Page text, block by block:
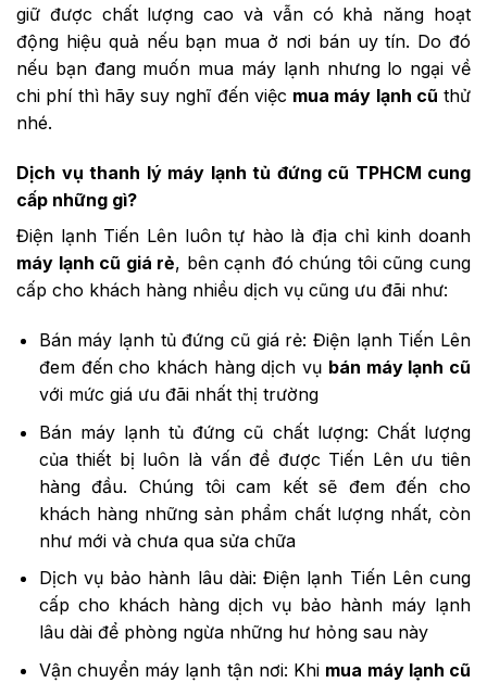
giữ được chất lượng cao và vẫn có khả năng hoạt
động hiệu quả nếu bạn mua ở nơi bán uy tín. Do đó
nếu bạn đang muốn mua máy lạnh nhưng lo ngại về
chi phí thì hãy suy nghĩ đến việc mua máy lạnh cũ thử
nhé.
Dịch vụ thanh lý máy lạnh tủ đứng cũ TPHCM cung
cấp những gì?
Điện lạnh Tiến Lên luôn tự hào là địa chỉ kinh doanh
máy lạnh cũ giá rẻ, bên cạnh đó chúng tôi cũng cung
cấp cho khách hàng nhiều dịch vụ cũng ưu đãi như:
Bán máy lạnh tủ đứng cũ giá rẻ: Điện lạnh Tiến Lên
đem đến cho khách hàng dịch vụ bán máy lạnh cũ
với mức giá ưu đãi nhất thị trường
Bán máy lạnh tủ đứng cũ chất lượng: Chất lượng
của thiết bị luôn là vấn đề được Tiến Lên ưu tiên
hàng đầu. Chúng tôi cam kết sẽ đem đến cho
khách hàng những sản phẩm chất lượng nhất, còn
như mới và chưa qua sửa chữa
Dịch vụ bảo hành lâu dài: Điện lạnh Tiến Lên cung
cấp cho khách hàng dịch vụ bảo hành máy lạnh
lâu dài để phòng ngừa những hư hỏng sau này
Vận chuyển máy lạnh tận nơi: Khi mua máy lạnh cũ